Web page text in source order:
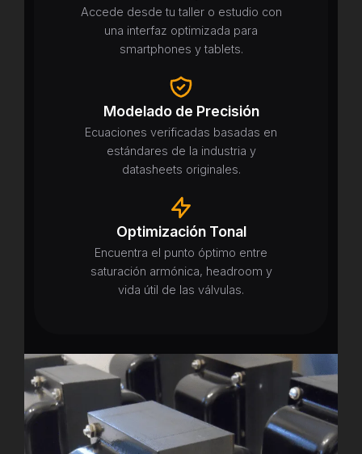
Accede desde tu taller o estudio con
una interfaz optimizada para
smartphones y tablets.
Modelado de Precisión
Ecuaciones verificadas basadas en
estándares de la industria y
datasheets originales.
Optimización Tonal
Encuentra el punto óptimo entre
saturación armónica, headroom y
vida útil de las válvulas.